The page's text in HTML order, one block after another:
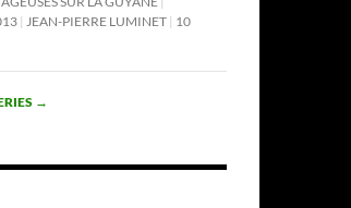
JEAN-PIERRE LUMINET 10
→